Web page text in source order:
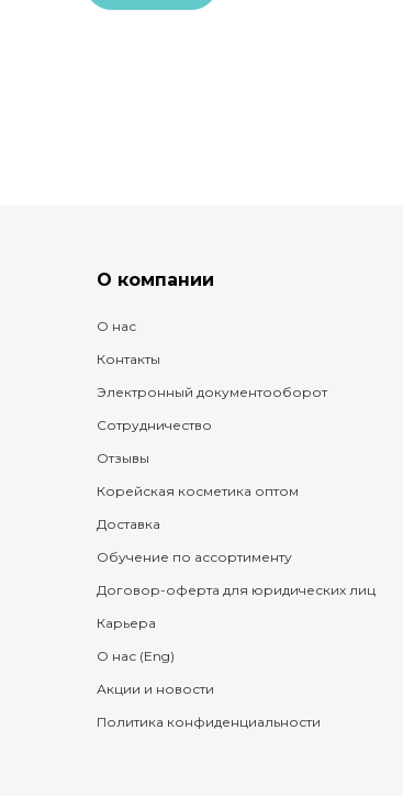
О компании
О нас
Контакты
Электронный документооборот
Сотрудничество
Отзывы
Корейская косметика оптом
Доставка
Обучение по ассортименту
Договор-оферта для юридических лиц
Карьера
О нас (Eng)
Акции и новости
Политика конфиденциальности